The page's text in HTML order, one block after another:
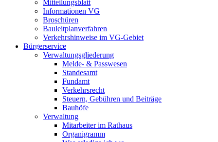
Mitteilungsblatt
Informationen VG
Broschüren
Bauleitplanverfahren
Verkehrshinweise im VG-Gebiet
Bürgerservice
Verwaltungsgliederung
Melde- & Passwesen
Standesamt
Fundamt
Verkehrsrecht
Steuern, Gebühren und Beiträge
Bauhöfe
Verwaltung
Mitarbeiter im Rathaus
Organigramm